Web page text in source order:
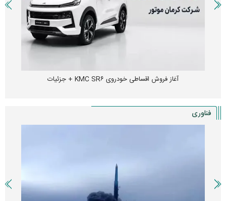
آغاز فروش اقساطی خودروی KMC SR۶ + جزئیات
فناوری